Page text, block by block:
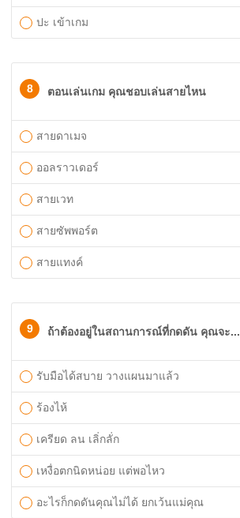
ปะ เข้าเกม
8 ตอนเล่นเกม คุณชอบเล่นสายไหน
สายดาเมจ
ออลราวเดอร์
สายเวท
สายซัพพอร์ต
สายแทงค์
9 ถ้าต้องอยู่ในสถานการณ์ที่กดดัน คุณจะ...
รับมือได้สบาย วางแผนมาแล้ว
ร้องไห้
เครียด ลน เลิ่กลั่ก
เหงื่อตกนิดหน่อย แต่พอไหว
อะไรก็กดดันคุณไม่ได้ ยกเว้นแม่คุณ